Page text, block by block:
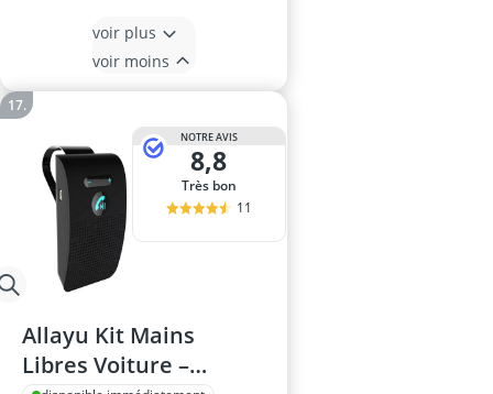
voir plus
voir moins
NOTRE AVIS
8,8
Très bon
11
Allayu Kit Mains
Libres Voiture –